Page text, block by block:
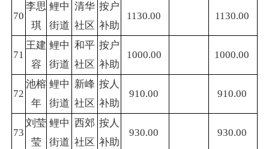
70
李思
琪
鲤中
街道
清华
社区
按户
补助
1130.00 1130.00
71
王建
容
鲤中
街道
和平
社区
按户
补助
1000.00 1000.00
72
池榕
年
鲤中
街道
新峰
社区
按人
补助
910.00 910.00
73
刘莹
莹
鲤中
街道
西郊
社区
按人
补助
930.00 930.00